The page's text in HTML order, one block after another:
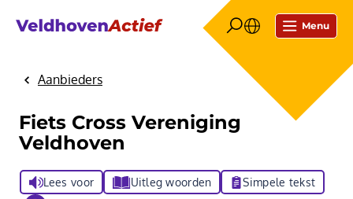
Menu
HomeAanbieders
Fiets Cross Vereniging
Veldhoven
Lees voor Uitleg woorden Simpele tekst